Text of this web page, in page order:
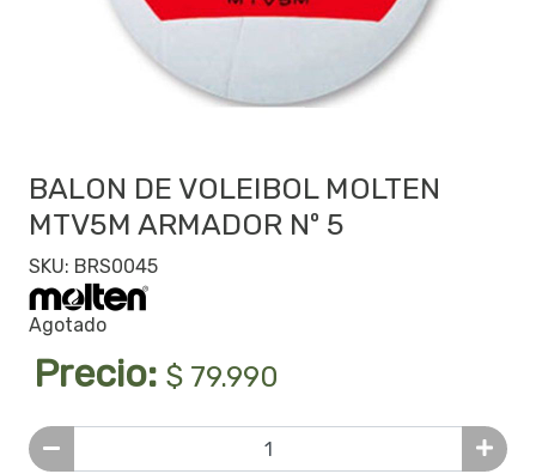
BALON DE VOLEIBOL MOLTEN
MTV5M ARMADOR Nº 5
SKU: BRS0045
Agotado
Precio: $ 79.990